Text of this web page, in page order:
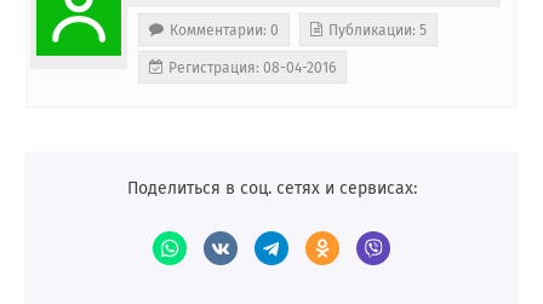
Комментарии: 0 Публикации: 5
Регистрация: 08-04-2016
Поделиться в соц. сетях и сервисах: